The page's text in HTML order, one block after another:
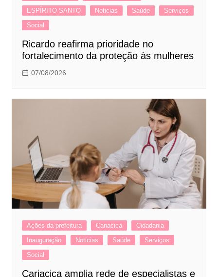
ESPÍRITO SANTO
Noticias Saúde
Serviços
Social
Ricardo reafirma prioridade no
fortalecimento da proteção às mulheres
07/08/2026
Ações da prefeitura Cariacica
Cidadania
Inauguração
Noticias Saúde
Serviços
Social
Cariacica amplia rede de especialistas e